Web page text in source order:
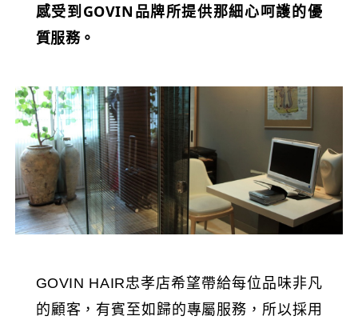
感受到GOVIN品牌所提供那細心呵護的優
質服務。
GOVIN HAIR忠孝店希望帶給每位品味非凡
的顧客，有賓至如歸的專屬服務，所以採用